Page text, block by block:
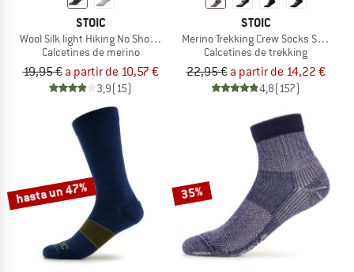
STOIC
Wool Silk light Hiking No Show Socks
Calcetines de merino
19,95 € a partir de 10,57 €
3,9(15)
STOIC
Merino Trekking Crew Socks Stripes
Calcetines de trekking
22,95 € a partir de 14,22 €
4,8(157)
hasta un 47% 35%